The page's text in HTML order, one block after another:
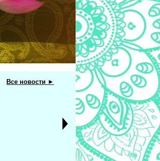
Все новости ►